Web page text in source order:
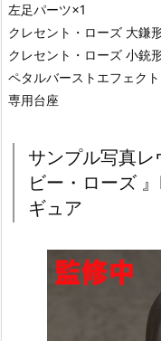
左足パーツ×1
クレセント・ローズ 大鎌
クレセント・ローズ 小銃
ペタルバーストエフェク
専用台座
サンプル写真
ビー・ローズ
ギュア